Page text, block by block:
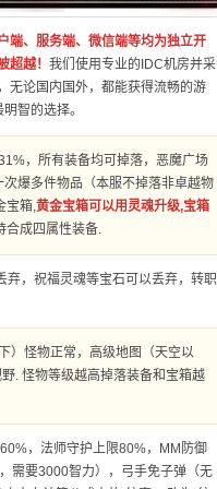
端、服务端、微信端等均为独立开
越！ 我们使用专业的IDC机房并采
无论国内国外，都能获得流畅的游
智的选择。
，所有装备均可掉落，恶魔广场
爆多件物品（本服不掉落非卓越物
宝箱,黄金宝箱可以用灵魂升级,宝箱
合成四属性装备.
，祝福灵魂等宝石可以丢弃，转职
）怪物正常，高级地图（天空以
. 怪物等级越高掉落装备和宝箱越
，法师守护上限80%，MM防御
需要3000智力），弓手免子弹（无